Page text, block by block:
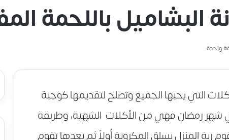
البشاميل باللحمة
واحدة
التي يحبها الجميع وتصلح لتقديمها كوجبة
شهر رمضان فهي من الأكلات الشهية، وطريقة
المنزل بسلق المكرونة أولاً ثم بعدها تقوم